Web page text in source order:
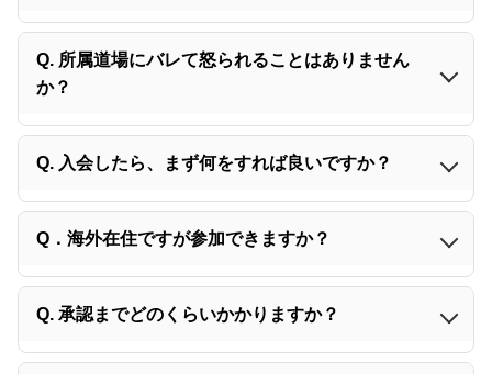
Q. 所属道場にバレて怒られることはありません
か？
Q. 入会したら、まず何をすれば良いですか？
Q．海外在住ですが参加できますか？
Q. 承認までどのくらいかかりますか？